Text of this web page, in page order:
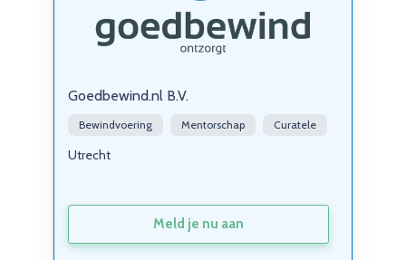
Goedbewind.nl B.V.
Bewindvoering Mentorschap Curatele
Utrecht
Meld je nu aan